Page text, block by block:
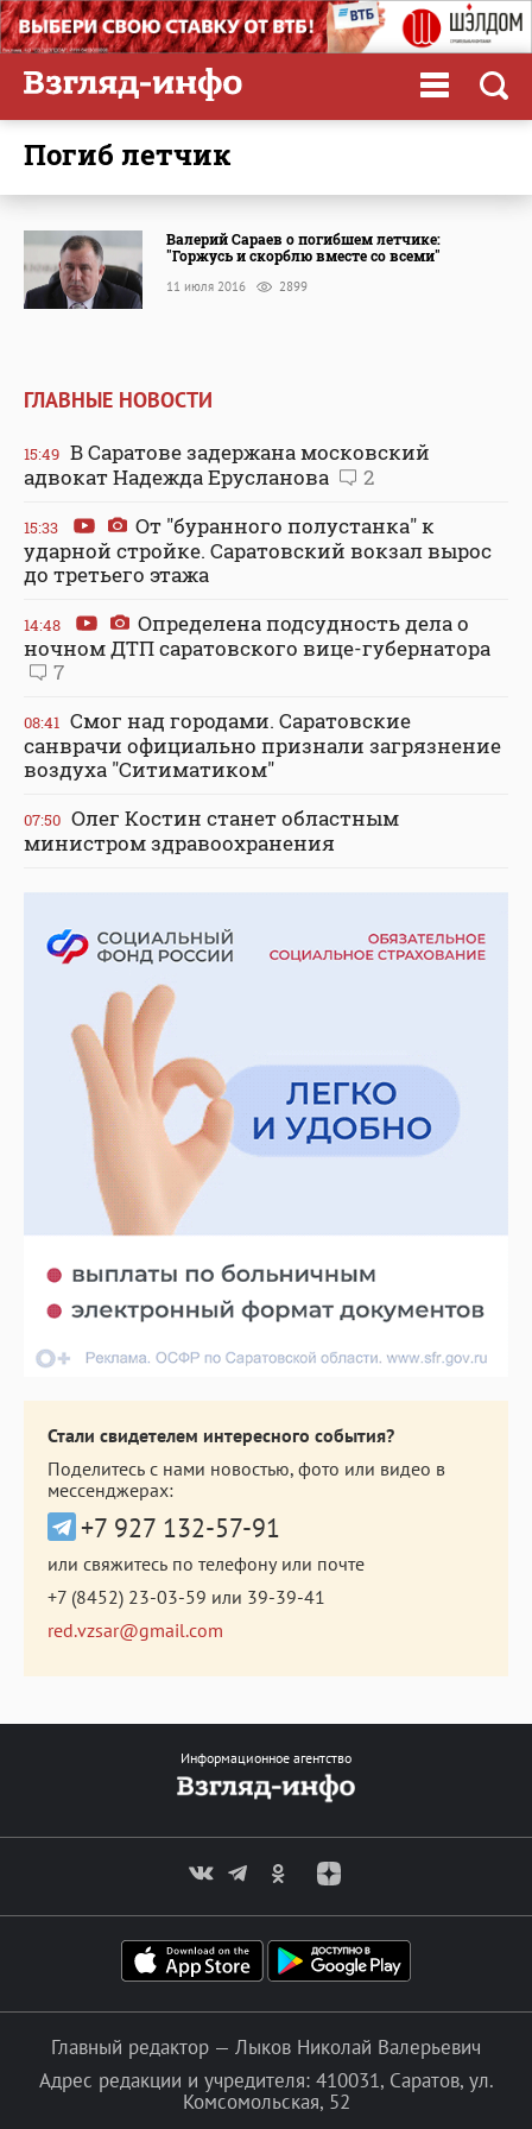
погиб летчик
Валерий Сараев о погибшем летчике:
"Горжусь и скорблю вместе со всеми"
11 июля 2016 2899
ГЛАВНЫЕ НОВОСТИ
15:49 В Саратове задержана московский
адвокат Надежда Ерусланова
2
15:33
От "буранного полустанка" к
ударной стройке. Саратовский вокзал вырос
до третьего этажа
14:48
Определена подсудность дела о
ночном ДТП саратовского вице-губернатора
7
08:41 Смог над городами. Саратовские
санврачи официально признали загрязнение
воздуха "Ситиматиком"
07:50 Олег Костин станет областным
министром здравоохранения
Стали свидетелем интересного события?
Поделитесь с нами новостью, фото или видео в
мессенджерах:
+7 927 132-57-91
или свяжитесь по телефону или почте
+7 (8452) 23-03-59 или 39-39-41
red.vzsar@gmail.com
Информационное агентство
Главный редактор — Лыков Николай Валерьевич
Адрес редакции и учредителя: 410031, Саратов, ул.
Комсомольская, 52